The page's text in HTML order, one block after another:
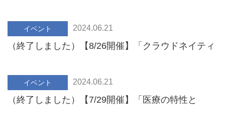
イベント 2024.06.21
（終了しました）【8/26開催】「クラウドネイティ
イベント 2024.06.21
（終了しました）【7/29開催】「医療の特性と